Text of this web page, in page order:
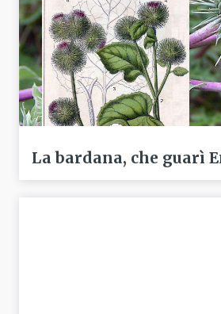
La bardana, che guarì